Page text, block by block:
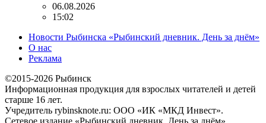
06.08.2026
15:02
Новости Рыбинска «Рыбинский дневник. День за днём»
О нас
Реклама
©2015-2026 Рыбинск
Информационная продукция для взрослых читателей и детей
старше 16 лет.
Учредитель rybinsknote.ru: ООО «ИК «МКД Инвест».
Сетевое издание «Рыбинский дневник. День за днём».